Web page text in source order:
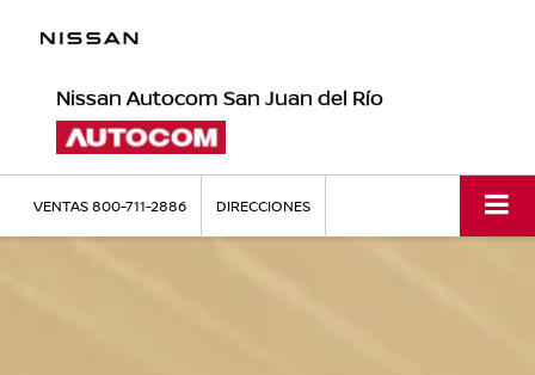
Nissan Autocom San Juan del Río
VENTAS800-711-2886 DIRECCIONES